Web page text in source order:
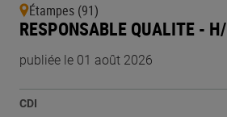
Étampes (91)
RESPONSABLE QUALITE -
publiée le 01 août 2026
CDI